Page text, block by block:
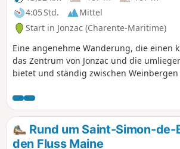
4:05 Std.
Mittel
Start in Jonzac (Charente-Maritime)
Eine angenehme Wanderung, die einen
das Zentrum von Jonzac und die
bietet und ständig zwischen
Antilles, bietet einen schönen Blick auf
Jonzac, bevor sie auf die
und schließlich am Château de la Dîmerie
Strecke bietet zudem mehrere
Rund um Saint-Simon-de-
den Fluss Maine